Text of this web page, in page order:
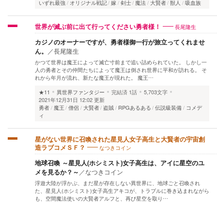
いずれ最強 オリジナル戦記 嫁 剣士 魔法 大賢者 獣人 吸血族
世界が滅ぶ前に出て行ってください勇者様！ 長尾隆生
カジノのオーナーですが、勇者様御一行が旅立ってくれませ
ん。 ／長尾隆生
かつて世界は魔王によって滅亡寸前まで追い詰められていた。 しかし一
人の勇者とその仲間たちによって魔王は倒され世界に平和が訪れる。 そ
れから年月が流れ、新たな魔王が現れた。 魔王…
★11
異世界ファンタジー 完結済 1話
5,703文字
2021年12月31日 12:02 更新
勇者
魔王 僧侶 大賢者 盗賊 RPGあるある 伝説級装備
コメデ
ィ
星がない世界に召喚された星見人女子高生と大賢者の宇宙創
造ラブコメＳＦ？
なつきコイン
地球召喚 ～星見人(ホシミスト)女子高生は、アイに星空のユ
メを見るか？～ ／なつきコイン
浮遊大陸が浮かぶ、まだ星が存在しない異世界に、地球ごと召喚され
た、星見人(ホシミスト)女子高生アキコが、トラブルに巻き込まれながら
も、空間魔法使いの大賢者アルフと、再び星空を取り…